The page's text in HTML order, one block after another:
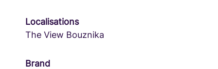
Localisations
The View Bouznika
Brand